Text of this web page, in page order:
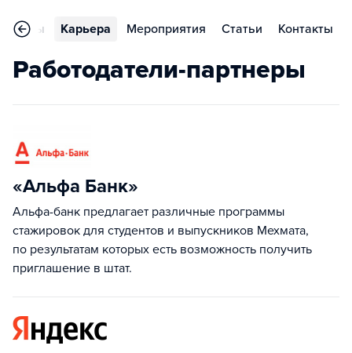
Карьера Мероприятия Статьи Контакты
Работодатели-партнеры
«Альфа Банк»
Альфа-банк предлагает различные программы
стажировок для студентов и выпускников Мехмата,
по результатам которых есть возможность получить
приглашение в штат.